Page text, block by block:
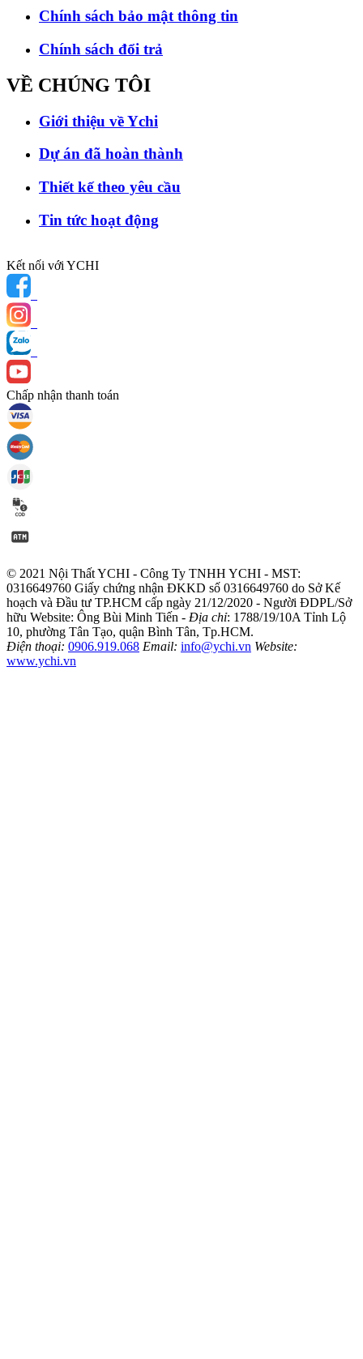
Chính sách bảo mật thông tin
Chính sách đổi trả
VỀ CHÚNG TÔI
Giới thiệu về Ychi
Dự án đã hoàn thành
Thiết kế theo yêu cầu
Tin tức hoạt động
Kết nối với YCHI
Chấp nhận thanh toán
© 2021 Nội Thất YCHI - Công Ty TNHH YCHI - MST:
0316649760 Giấy chứng nhận ĐKKD số 0316649760 do Sở Kế
hoạch và Đầu tư TP.HCM cấp ngày 21/12/2020 - Người ĐDPL/Sở
hữu Website: Ông Bùi Minh Tiến - Địa chỉ: 1788/19/10A Tỉnh Lộ
10, phường Tân Tạo, quận Bình Tân, Tp.HCM.
Điện thoại: 0906.919.068 Email: info@ychi.vn Website:
www.ychi.vn